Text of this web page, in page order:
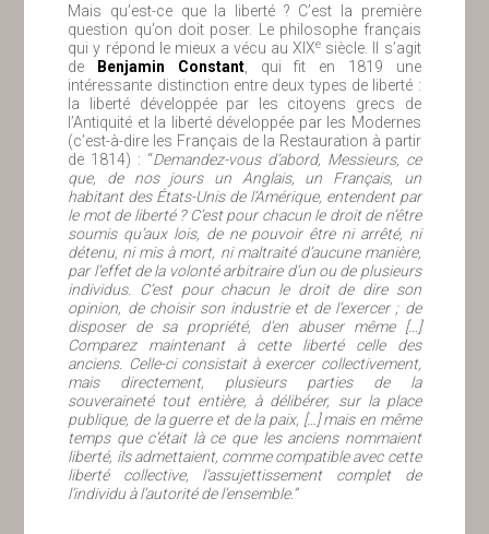
Mais qu’est-ce que la liberté ? C’est la première
question qu’on doit poser. Le philosophe français
qui y répond le mieux a vécu au XIXe siècle. Il s’agit
de
Benjamin Constant, qui fit en 1819 une
intéressante distinction entre deux types de liberté :
la liberté développée par les citoyens grecs de
l’Antiquité et la liberté développée par les Modernes
(c’est-à-dire les Français de la Restauration à partir
de 1814) : “Demandez-vous d’abord, Messieurs, ce
que, de nos jours un Anglais, un Français, un
habitant des États-Unis de l’Amérique, entendent par
le mot de liberté ? C’est pour chacun le droit de n’être
soumis qu’aux lois, de ne pouvoir être ni arrêté, ni
détenu, ni mis à mort, ni maltraité d’aucune manière,
par l’effet de la volonté arbitraire d’un ou de plusieurs
individus. C’est pour chacun le droit de dire son
opinion, de choisir son industrie et de l’exercer ; de
disposer de sa propriété, d’en abuser même […]
Comparez maintenant à cette liberté celle des
anciens. Celle-ci consistait à exercer collectivement,
mais directement, plusieurs parties de la
souveraineté tout entière, à délibérer, sur la place
publique, de la guerre et de la paix, […] mais en même
temps que c’était là ce que les anciens nommaient
liberté, ils admettaient, comme compatible avec cette
liberté collective, l’assujettissement complet de
l’individu à l’autorité de l’ensemble.”